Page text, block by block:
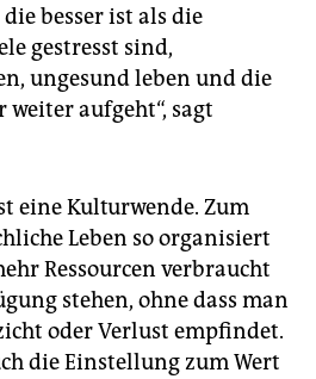
besser ist als die
gestresst sind,
ungesund leben und die
weiter aufgeht“, sagt
eine Kulturwende. Zum
Leben so organisiert
Ressourcen verbraucht
stehen, ohne dass man
oder Verlust empfindet.
die Einstellung zum Wert